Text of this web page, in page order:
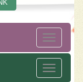
Toggle
Toggle